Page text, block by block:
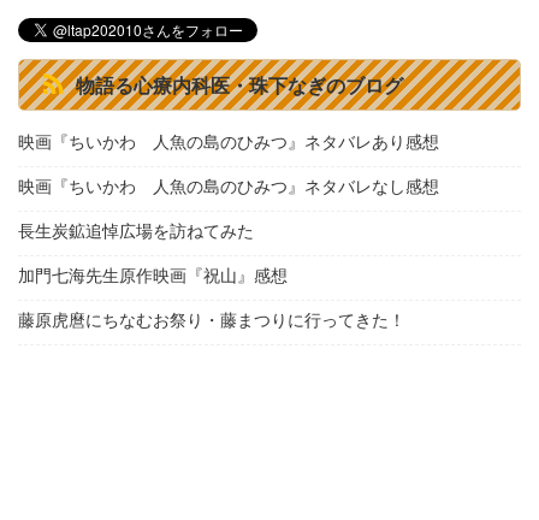
物語る心療内科医・珠下なぎのブログ
映画『ちいかわ 人魚の島のひみつ』ネタバレあり感想
映画『ちいかわ 人魚の島のひみつ』ネタバレなし感想
長生炭鉱追悼広場を訪ねてみた
加門七海先生原作映画『祝山』感想
藤原虎麿にちなむお祭り・藤まつりに行ってきた！